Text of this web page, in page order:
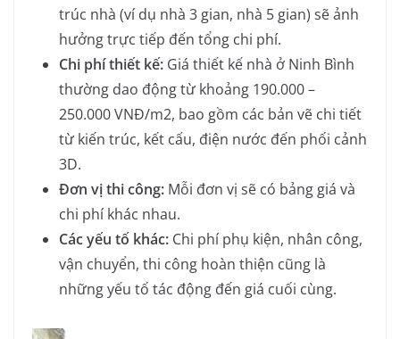
trúc nhà (ví dụ nhà 3 gian, nhà 5 gian) sẽ ảnh
hưởng trực tiếp đến tổng chi phí.
Chi phí thiết kế: Giá thiết kế nhà ở Ninh Bình
thường dao động từ khoảng 190.000 –
250.000 VNĐ/m2, bao gồm các bản vẽ chi tiết
từ kiến trúc, kết cấu, điện nước đến phối cảnh
3D.
Đơn vị thi công: Mỗi đơn vị sẽ có bảng giá và
chi phí khác nhau.
Các yếu tố khác: Chi phí phụ kiện, nhân công,
vận chuyển, thi công hoàn thiện cũng là
những yếu tố tác động đến giá cuối cùng.